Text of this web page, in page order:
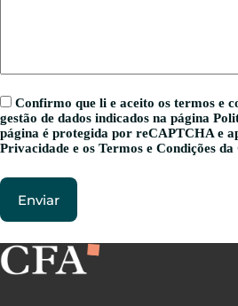
Confirmo que li e aceito os termos e
gestão de dados indicados na página
página é protegida por reCAPTCHA e
Privacidade e os Termos e Condições da